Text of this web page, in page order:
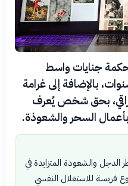
أصدرت محكمة جنايات واسط
بالإضافة إلى غرامة
دينار عراقي، بحق شخص يُعرف
السحر والشعوذة.
والشعوذة المتزايدة في
فريسة للاستغلال النفسي